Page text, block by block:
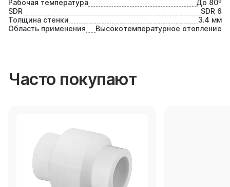
Рабочая температура
До 80⁰
SDR
SDR 6
Толщина стенки
3.4 мм
Область применения
Высокотемпературное отопление
Часто покупают